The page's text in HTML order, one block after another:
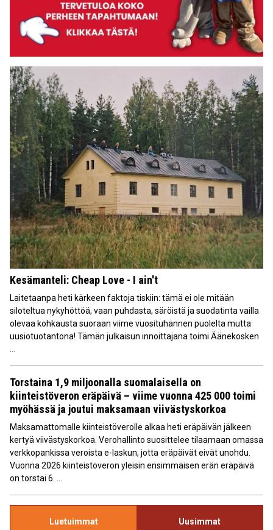
Kesämanteli: Cheap Love - I ain't
Laitetaanpa heti kärkeen faktoja tiskiin: tämä ei ole mitään
siloteltua nykyhöttöä, vaan puhdasta, säröistä ja suodatinta vailla
olevaa kohkausta suoraan viime vuosituhannen puolelta mutta
uusiotuotantona! Tämän julkaisun innoittajana toimi Äänekosken
Torstaina 1,9 miljoonalla suomalaisella on
kiinteistöveron eräpäivä – viime vuonna 425 000 toimi
myöhässä ja joutui maksamaan viivästyskorkoa
Maksamattomalle kiinteistöverolle alkaa heti eräpäivän jälkeen
kertyä viivästyskorkoa. Verohallinto suosittelee tilaamaan omassa
verkkopankissa veroista e-laskun, jotta eräpäivät eivät unohdu.
Vuonna 2026 kiinteistöveron yleisin ensimmäisen erän eräpäivä
on torstai 6. ...
Luetuimmat Uusimmat